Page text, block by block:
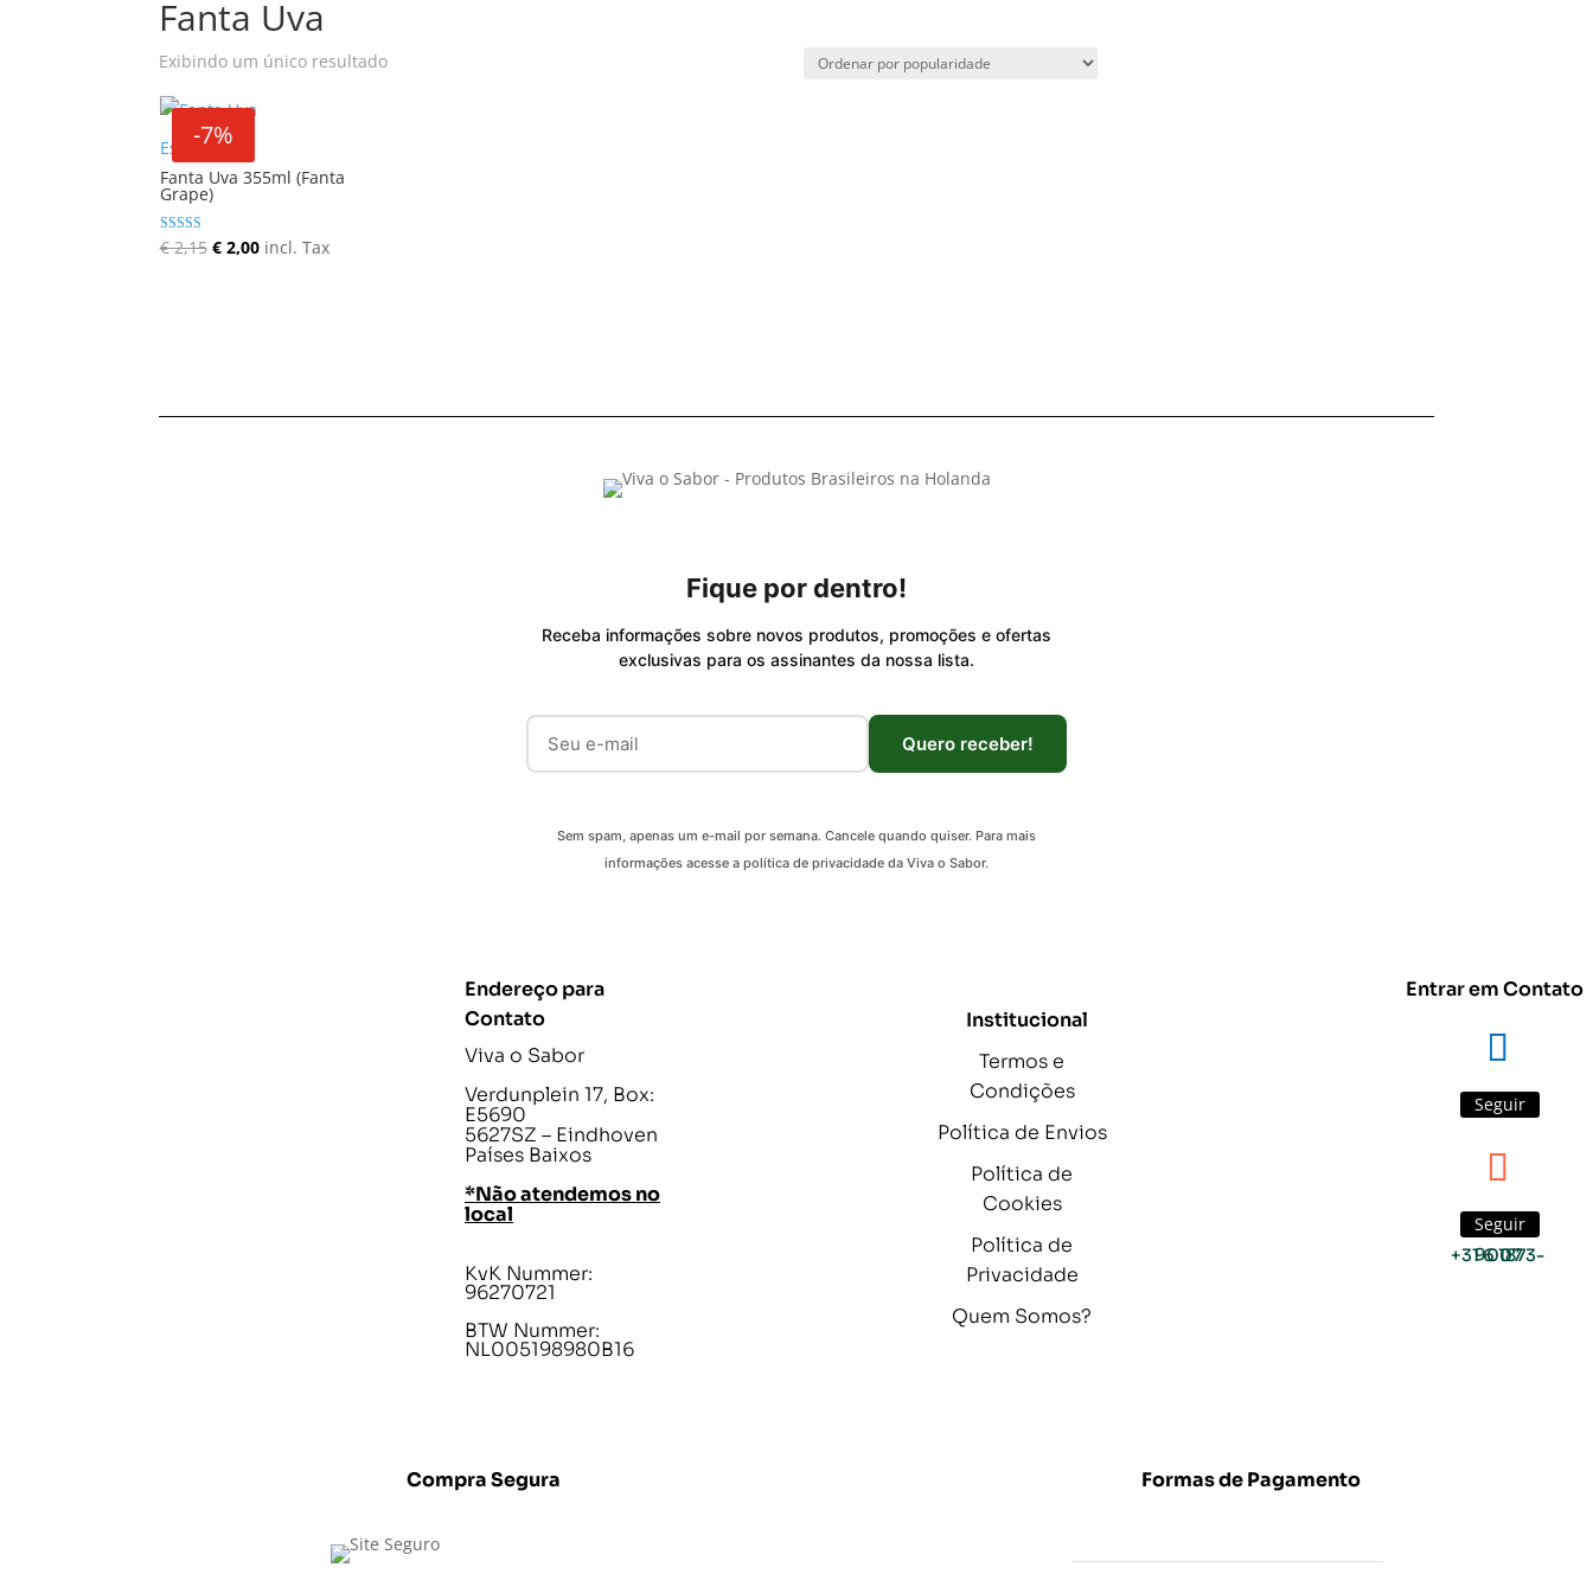
Fanta Uva
Exibindo um único resultado
-7%
Esgotado
Fanta Uva 355ml (Fanta
Grape)
Avaliação
5.00
€2,15 O
€2,00Oincl. Tax
Fique por dentro!
Receba informações sobre novos produtos, promoções e ofertas
exclusivas para os assinantes da nossa lista.
Quero receber!
Sem spam, apenas um e-mail por semana. Cancele quando quiser. Para mais
informações acesse a política de privacidade da Viva o Sabor.
Endereço para
Contato
Viva o Sabor
Verdunplein 17, Box:
E5690
5627SZ – Eindhoven
Países Baixos
*Não atendemos no
local
KvK Nummer:
96270721
BTW Nummer:
NL005198980B16
Institucional
Termos e
Condições
Política de Envios
Política de
Cookies
Política de
Privacidade
Quem Somos?
Entrar em Contato
Seguir
Seguir
+31 6 1873-9007
Compra Segura Formas de Pagamento